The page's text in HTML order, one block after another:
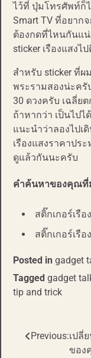
ไว้ที่ ปุ่มโทรศัพท์ก็
Smart TV ที่อยาก
ต้องกดที่ไหนกันแน่
sticker เรืองแสงไ
สำหรับ sticker ที่ผ
พระรามสองน่ะครั
30 ดวงครับ เฉลี่ย
ถ้าหากว่า เป็นไป
แนะนำว่าลองไปเ
เรืองแสงราคาปร
ดูแล้วกันนะครับ
คำค้นหาของคุณที่
สติ๊กเกอร์เรื
สติ๊กเกอร์เรื
Posted in gadget
Tagged gadget
tip and trick
Post
Previous:เปลี่
ของ